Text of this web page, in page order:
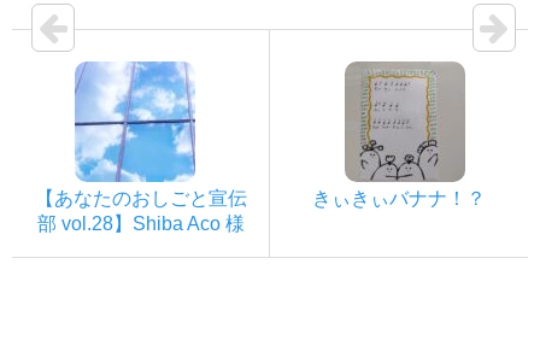
【あなたのおしごと宣伝
部 vol.28】Shiba Aco 様
きぃきぃバナナ！？